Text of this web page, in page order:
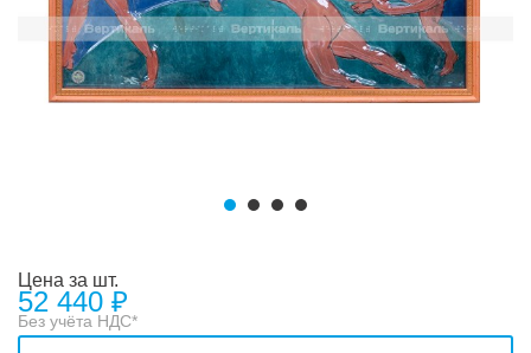
Цена за шт.
52 440 ₽
Без учёта НДС*